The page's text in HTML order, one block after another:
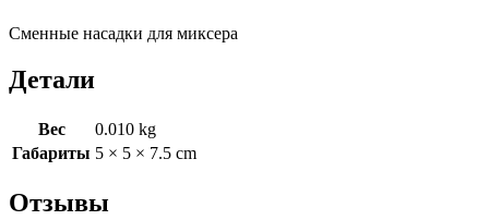
Сменные насадки для миксера
Детали
Вес
0.010 kg
Габариты 5 × 5 × 7.5 cm
Отзывы